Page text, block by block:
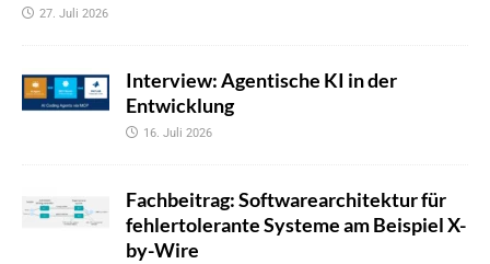
27. Juli 2026
Interview: Agentische KI in der
Entwicklung
16. Juli 2026
Fachbeitrag: Softwarearchitektur für
fehlertolerante Systeme am Beispiel X-
by-Wire